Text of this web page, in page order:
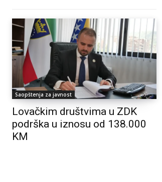
Saopštenja za javnost
Lovačkim društvima u ZDK
podrška u iznosu od 138.000
KM